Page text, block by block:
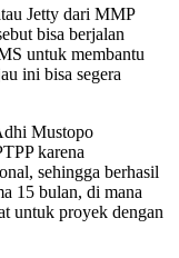
Jetty dari MMP
bisa berjalan
untuk membantu
ini bisa segera
Mustopo
karena
sehingga berhasil
15 bulan, di mana
untuk proyek dengan